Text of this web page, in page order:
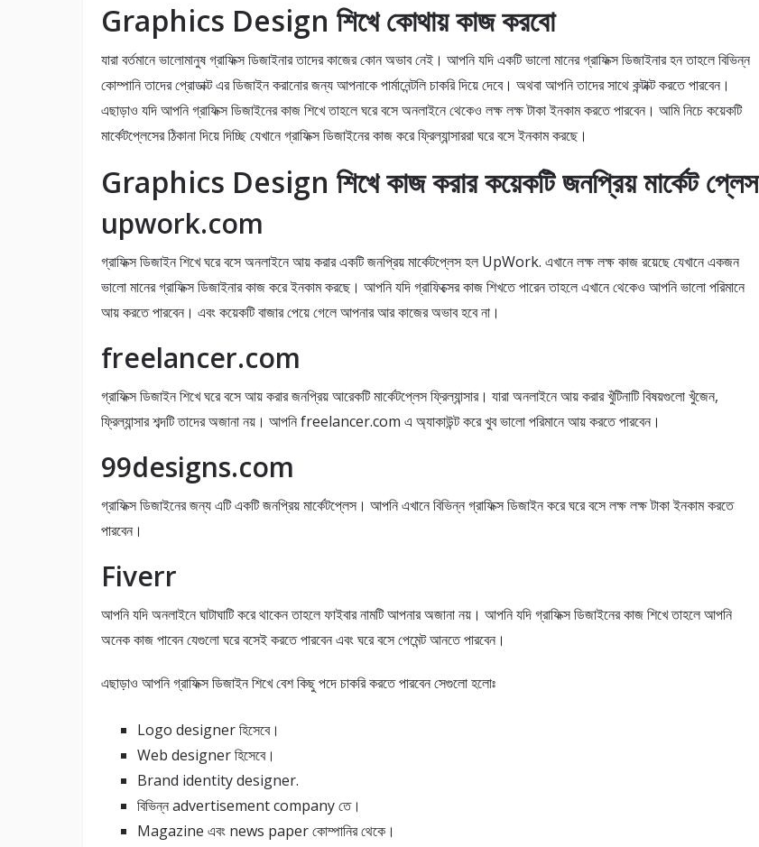
Graphics Design শিখে কোথায় কাজ করবো
যারা বর্তমানে ভালোমানুষ গ্রাফিক্স ডিজাইনার তাদের কাজের কোন অভাব নেই। আপনি যদি একটি ভালো মানের গ্রাফিক্স ডিজাইনার হন তাহলে বিভিন্ন
কোম্পানি তাদের প্রোডাক্ট এর ডিজাইন করানোর জন্য আপনাকে পার্মানেন্টলি চাকরি দিয়ে দেবে। অথবা আপনি তাদের সাথে কন্টাক্ট করতে পারবেন।
এছাড়াও যদি আপনি গ্রাফিক্স ডিজাইনের কাজ শিখে তাহলে ঘরে বসে অনলাইনে থেকেও লক্ষ লক্ষ টাকা ইনকাম করতে পারবেন। আমি নিচে কয়েকটি
মার্কেটপ্লেসের ঠিকানা দিয়ে দিচ্ছি যেখানে গ্রাফিক্স ডিজাইনের কাজ করে ফ্রিল্যান্সাররা ঘরে বসে ইনকাম করছে।
Graphics Design শিখে কাজ করার কয়েকটি জনপ্রিয় মার্কেট প্লেস
upwork.com
গ্রাফিক্স ডিজাইন শিখে ঘরে বসে অনলাইনে আয় করার একটি জনপ্রিয় মার্কেটপ্লেস হল UpWork. এখানে লক্ষ লক্ষ কাজ রয়েছে যেখানে একজন
ভালো মানের গ্রাফিক্স ডিজাইনার কাজ করে ইনকাম করছে। আপনি যদি গ্রাফিক্সের কাজ শিখতে পারেন তাহলে এখানে থেকেও আপনি ভালো পরিমানে
আয় করতে পারবেন। এবং কয়েকটি বাজার পেয়ে গেলে আপনার আর কাজের অভাব হবে না।
freelancer.com
গ্রাফিক্স ডিজাইন শিখে ঘরে বসে আয় করার জনপ্রিয় আরেকটি মার্কেটপ্লেস ফ্রিল্যান্সার। যারা অনলাইনে আয় করার খুঁটিনাটি বিষয়গুলো খুঁজেন,
ফ্রিল্যান্সার শব্দটি তাদের অজানা নয়। আপনি freelancer.com এ অ্যাকাউন্ট করে খুব ভালো পরিমানে আয় করতে পারবেন।
99designs.com
গ্রাফিক্স ডিজাইনের জন্য এটি একটি জনপ্রিয় মার্কেটপ্লেস। আপনি এখানে বিভিন্ন গ্রাফিক্স ডিজাইন করে ঘরে বসে লক্ষ লক্ষ টাকা ইনকাম করতে
পারবেন।
Fiverr
আপনি যদি অনলাইনে ঘাটাঘাটি করে থাকেন তাহলে ফাইবার নামটি আপনার অজানা নয়। আপনি যদি গ্রাফিক্স ডিজাইনের কাজ শিখে তাহলে আপনি
অনেক কাজ পাবেন যেগুলো ঘরে বসেই করতে পারবেন এবং ঘরে বসে পেমেন্ট আনতে পারবেন।
এছাড়াও আপনি গ্রাফিক্স ডিজাইন শিখে বেশ কিছু পদে চাকরি করতে পারবেন সেগুলো হলোঃ
Logo designer হিসেবে।
Web designer হিসেবে।
Brand identity designer.
বিভিন্ন advertisement company তে।
Magazine এবং news paper কোম্পানির থেকে।